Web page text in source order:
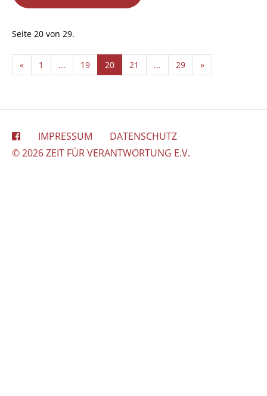
Seite 20 von 29.
« 1 ... 19 20 21 ... 29 »
IMPRESSUM
DATENSCHUTZ
© 2026 ZEIT FÜR VERANTWORTUNG E.V.